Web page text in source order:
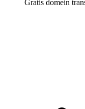
Gratis domein